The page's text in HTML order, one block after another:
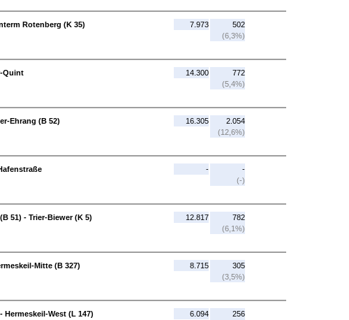
Rotenberg (K 35)
7.973
502
(6,3%)
Quint
14.300
772
(5,4%)
Ehrang (B 52)
16.305
2.054
(12,6%)
-
-
(-)
51) - Trier-Biewer (K 5)
12.817
782
(6,1%)
Mitte (B 327)
8.715
305
(3,5%)
Hermeskeil-West (L 147)
6.094
256